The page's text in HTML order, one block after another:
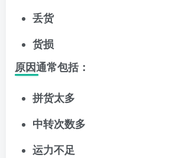
丢货
货损
原因通常包括：
拼货太多
中转次数多
运力不足